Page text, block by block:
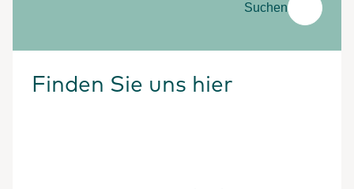
Suchen
Finden Sie uns hier